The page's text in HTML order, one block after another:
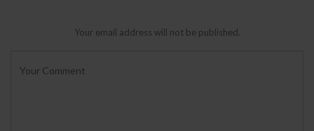
Your email address will not be published.